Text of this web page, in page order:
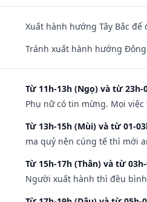
Xuất hành hướng Tây Bắc để
Tránh xuất hành hướng
Từ 11h-13h (Ngọ) và từ 23h-
Phụ nữ có tin mừng. Mọi
Từ 13h-15h (Mùi) và từ 01-
ma quỷ nên cúng tế thì mới
Từ 15h-17h (Thân) và từ
Người xuất hành thì đều